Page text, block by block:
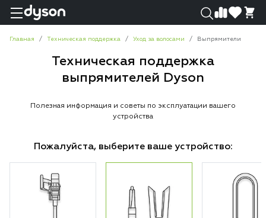
Главная Техническая поддержка Уход за волосами Выпрямители
Техническая поддержка
выпрямителей Dyson
Полезная информация и советы по эксплуатации вашего
устройства
Пожалуйста, выберите ваше устройство: